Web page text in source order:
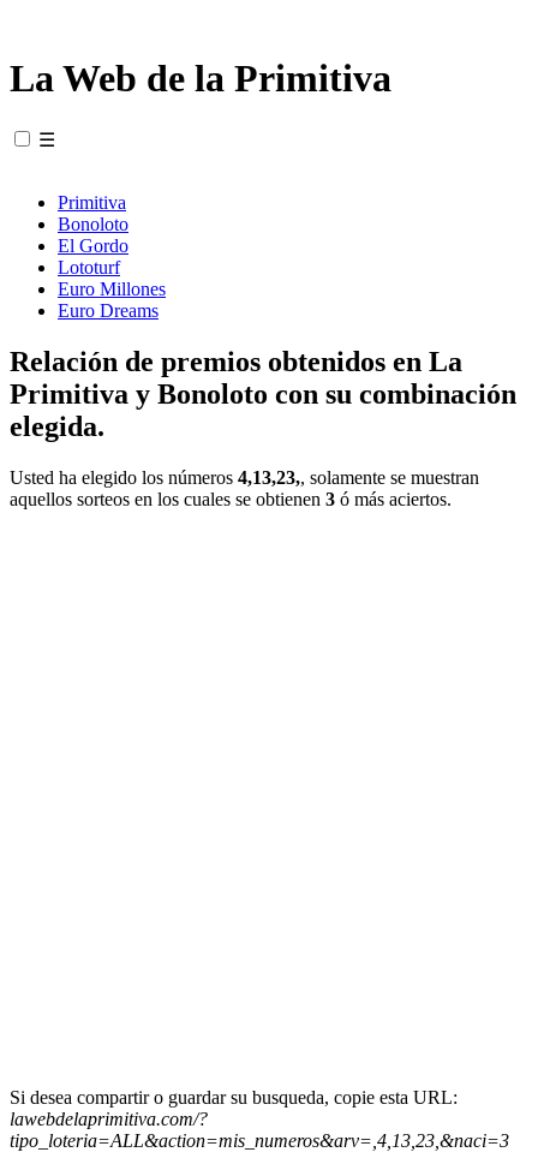
La Web de la Primitiva
☰
Primitiva
Bonoloto
El Gordo
Lototurf
Euro Millones
Euro Dreams
Relación de premios obtenidos en La
Primitiva y Bonoloto con su combinación
elegida.
Usted ha elegido los números 4,13,23,, solamente se muestran
aquellos sorteos en los cuales se obtienen 3 ó más aciertos.
Si desea compartir o guardar su busqueda, copie esta URL:
lawebdelaprimitiva.com/?
tipo_loteria=ALL&action=mis_numeros&arv=,4,13,23,&naci=3